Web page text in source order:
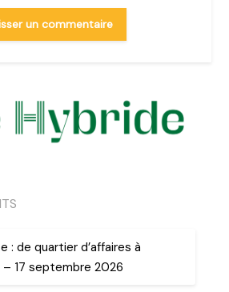
: de quartier d’affaires à
17 septembre 2026